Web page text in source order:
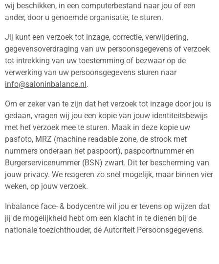
wij beschikken, in een computerbestand naar jou of een
ander, door u genoemde organisatie, te sturen.
Jij kunt een verzoek tot inzage, correctie, verwijdering,
gegevensoverdraging van uw persoonsgegevens of verzoek
tot intrekking van uw toestemming of bezwaar op de
verwerking van uw persoonsgegevens sturen naar
info@saloninbalance.nl.
Om er zeker van te zijn dat het verzoek tot inzage door jou is
gedaan, vragen wij jou een kopie van jouw identiteitsbewijs
met het verzoek mee te sturen. Maak in deze kopie uw
pasfoto, MRZ (machine readable zone, de strook met
nummers onderaan het paspoort), paspoortnummer en
Burgerservicenummer (BSN) zwart. Dit ter bescherming van
jouw privacy. We reageren zo snel mogelijk, maar binnen vier
weken, op jouw verzoek.
Inbalance face- & bodycentre wil jou er tevens op wijzen dat
jij de mogelijkheid hebt om een klacht in te dienen bij de
nationale toezichthouder, de Autoriteit Persoonsgegevens.